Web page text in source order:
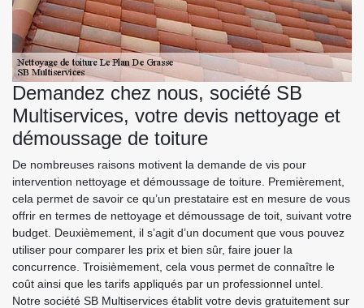
Demandez chez nous, société SB
Multiservices, votre devis nettoyage et
démoussage de toiture
De nombreuses raisons motivent la demande de vis pour
intervention nettoyage et démoussage de toiture. Premièrement,
cela permet de savoir ce qu’un prestataire est en mesure de vous
offrir en termes de nettoyage et démoussage de toit, suivant votre
budget. Deuxièmement, il s’agit d’un document que vous pouvez
utiliser pour comparer les prix et bien sûr, faire jouer la
concurrence. Troisièmement, cela vous permet de connaître le
coût ainsi que les tarifs appliqués par un professionnel untel.
Notre société SB Multiservices établit votre devis gratuitement sur